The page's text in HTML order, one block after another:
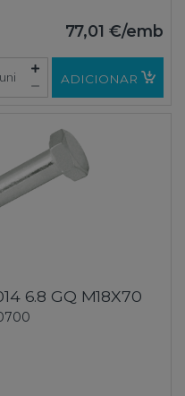
77,01 €/emb
uni ADICIONAR
6.8 GQ M18X70